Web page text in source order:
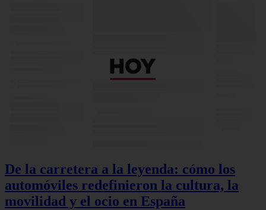
De la carretera a la leyenda: cómo los
automóviles redefinieron la cultura, la
movilidad y el ocio en España